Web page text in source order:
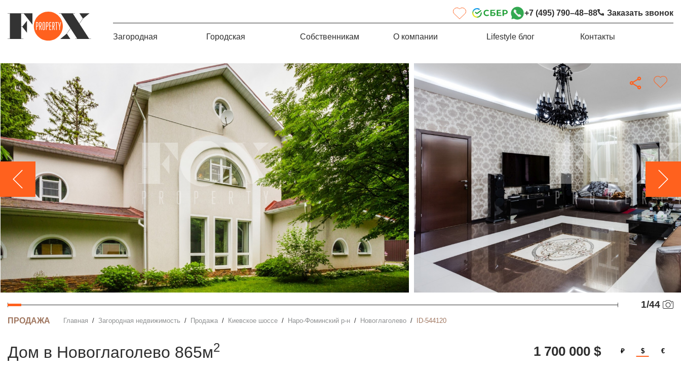
+7 (495) 790–48–88 Заказать звонок
Загородная Городская Собственникам О компании Lifestyle блог Контакты
1/44
ПРОДАЖА Главная Загородная недвижимость Продажа Киевское шоссе Наро-Фоминский р-н Новоглаголево ID-544120
дом в Новоглаголево 865м2 1 700 000 $ ₽ $ €